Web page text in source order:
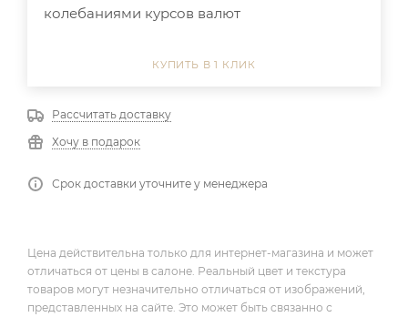
колебаниями курсов валют
КУПИТЬ В 1 КЛИК
Рассчитать доставку
Хочу в подарок
Срок доставки уточните у менеджера
Цена действительна только для интернет-магазина и может
отличаться от цены в салоне. Реальный цвет и текстура
товаров могут незначительно отличаться от изображений,
представленных на сайте. Это может быть связанно с